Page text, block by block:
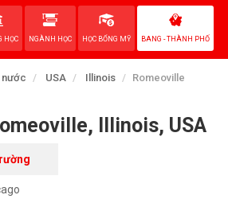
HỌC NGÀNH HỌC HỌC BỔNG MỸ BANG - THÀNH PHỐ
nước USA Illinois Romeoville
Illinois, USA